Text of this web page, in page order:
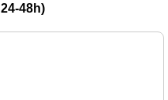
48h)